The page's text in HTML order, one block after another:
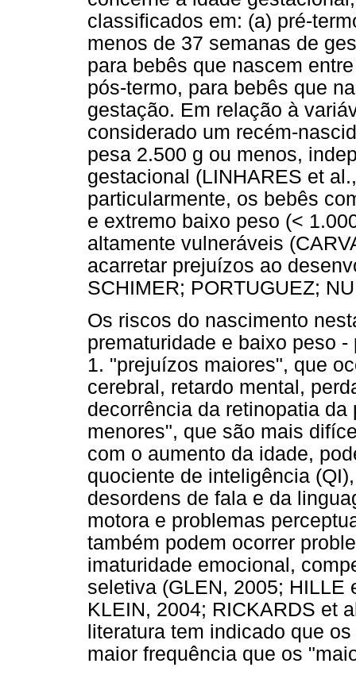
classificados em: (a) pré-
menos de 37 semanas de
para bebês que nascem
pós-termo, para bebês que
gestação. Em relação à
considerado um recém-
pesa 2.500 g ou menos,
gestacional (LINHARES et
particularmente, os bebês
e extremo baixo peso (<
altamente vulneráveis
acarretar prejuízos ao
SCHIMER; PORTUGUEZ;
Os riscos do nascimento
prematuridade e baixo peso
1. "prejuízos maiores", que
cerebral, retardo mental,
decorrência da retinopatia
menores", que são mais
com o aumento da idade,
quociente de inteligência
desordens de fala e da
motora e problemas
também podem ocorrer
imaturidade emocional,
seletiva (GLEN, 2005; HILLE
KLEIN, 2004; RICKARDS et
literatura tem indicado que
maior frequência que os